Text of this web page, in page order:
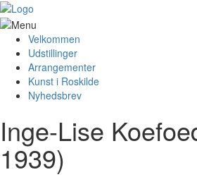
Velkommen
Udstillinger
Arrangementer
Kunst i Roskilde
Nyhedsbrev
Inge-Lise
1939)